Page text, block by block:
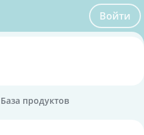
Войти
База продуктов